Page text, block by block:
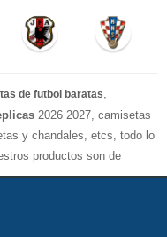
de futbol baratas,
2026 2027, camisetas
y chandales, etcs, todo lo
productos son de
usted puede estar satisfecho,